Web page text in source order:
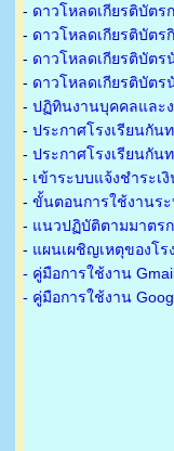
- ดาวโหลดเกียรติบัตร
- ดาวโหลดเกียรติบัตร
- ดาวโหลดเกียรติบัต
- ดาวโหลดเกียรติบัต
- ปฏิทินงานบุคคลและ
- ประกาศโรงเรียนกัน
- ประกาศโรงเรียนกัน
- เข้าระบบแจ้งชำระเ
- ขั้นตอนการใช้งานระ
- แนวปฏิบัติตามมาตร
- แผนเผชิญเหตุของโร
- คู่มือการใช้งาน
- คู่มือการใช้งาน